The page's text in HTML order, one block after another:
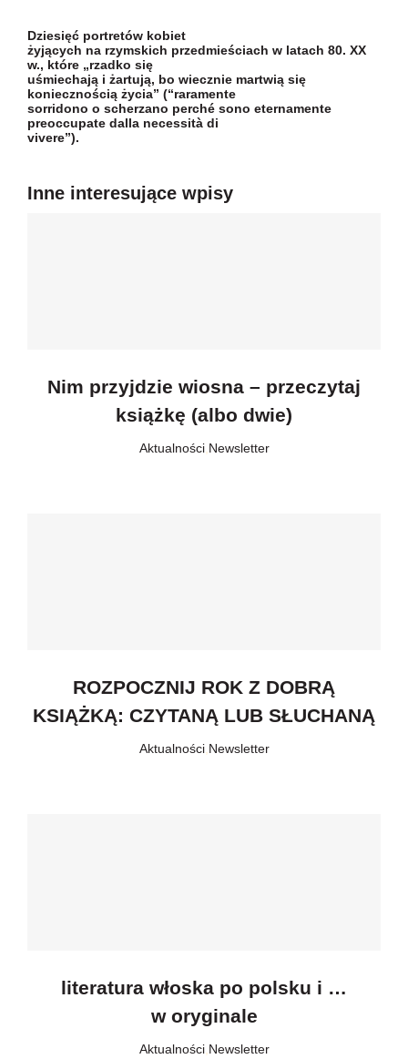
Dziesięć portretów kobiet
żyjących na rzymskich przedmieściach w latach 80. XX
w., które „rzadko się
uśmiechają i żartują, bo wiecznie martwią się
koniecznością życia” (“raramente
sorridono o scherzano perché sono eternamente
preoccupate dalla necessità di
vivere”).
Inne interesujące wpisy
Nim przyjdzie wiosna – przeczytaj
książkę (albo dwie)
Aktualności,Newsletter
ROZPOCZNIJ ROK Z DOBRĄ
KSIĄŻKĄ: CZYTANĄ LUB SŁUCHANĄ
Aktualności,Newsletter
literatura włoska po polsku i …
w oryginale
Aktualności,Newsletter